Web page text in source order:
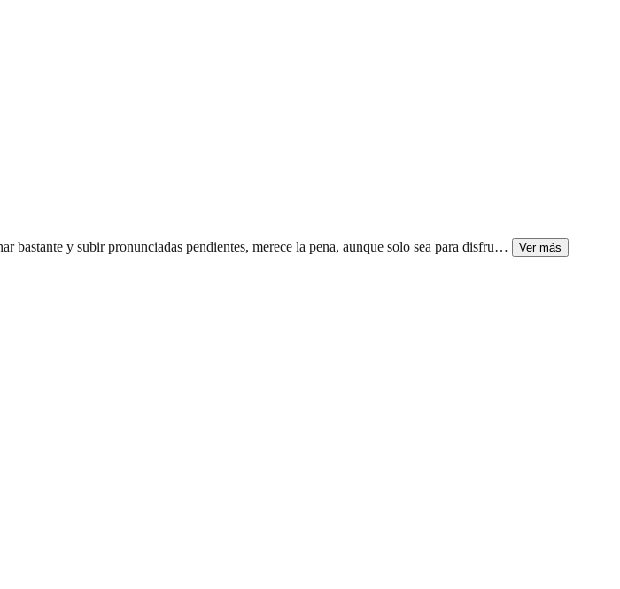
bastante y subir pronunciadas pendientes, merece la pena, aunque solo sea para disfru… Ver más